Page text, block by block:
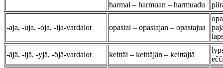
harmai – harmuan – harmuadu
-aja, -uja, -oja, -ija-vardalot opastai – opastajan – opastajua
-äjä, -ijä, -yjä, -öjä-vardalot keittäi – keittäjän – keittäjiä